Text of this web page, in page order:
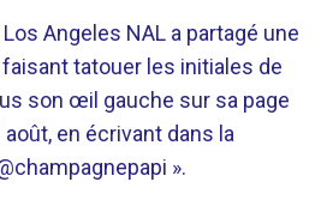
Angeles NAL a partagé une
tatouer les initiales de
son œil gauche sur sa page
en écrivant dans la
».